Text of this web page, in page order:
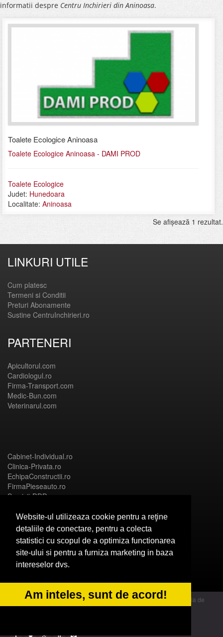
Website-ul utilizeaza cookie pentru a reţine
detaliile de conectare, pentru a colecta
statistici cu scopul de a optimiza functionarea
site-ului si pentru a furniza marketing in baza
intereselor dvs.
Am inteles, sunt de acord!
informatii despre Centru Inchirieri din Aninoasa.
Toalete Ecologice Aninoasa
Toalete Ecologice Aninoasa - DAMI PROD
Toalete Ecologice
Judet: Hunedoara
Localitate: Aninoasa
Se afişează 1 rezultat.
LINKURI UTILE
Cum platesc
Termeni si Conditii
Preturi Abonamente
Sustine CentruInchirieri.ro
PARTENERI
Apicultorul.com
Cardiologul.ro
Firma-Transport.com
Medic-Bun.com
Veterinarul.com
Cabinet-Individual.ro
Clinica-Privata.ro
EchipaConstructii.ro
FirmaPieseauto.ro
Servicii-DDD.com
Birouri-Cadastru.ro
CramaVinuri.ro
FirmaTractariAuto.ro
© 2014 Powered by OdinMedia | este inscrisa la Autoritatea Nationala de
b